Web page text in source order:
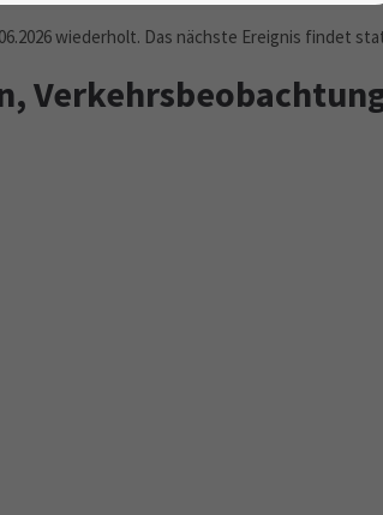
wiederholt. Das nächste Ereignis findet